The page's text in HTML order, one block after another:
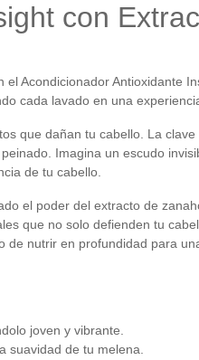
con
Acondicionador Antioxidante
cada lavado en una
que dañan tu cabello. La
Imagina un escudo
de tu cabello.
el poder del extracto de
que no solo defienden tu
nutrir en profundidad para
joven y vibrante.
suavidad de tu melena.